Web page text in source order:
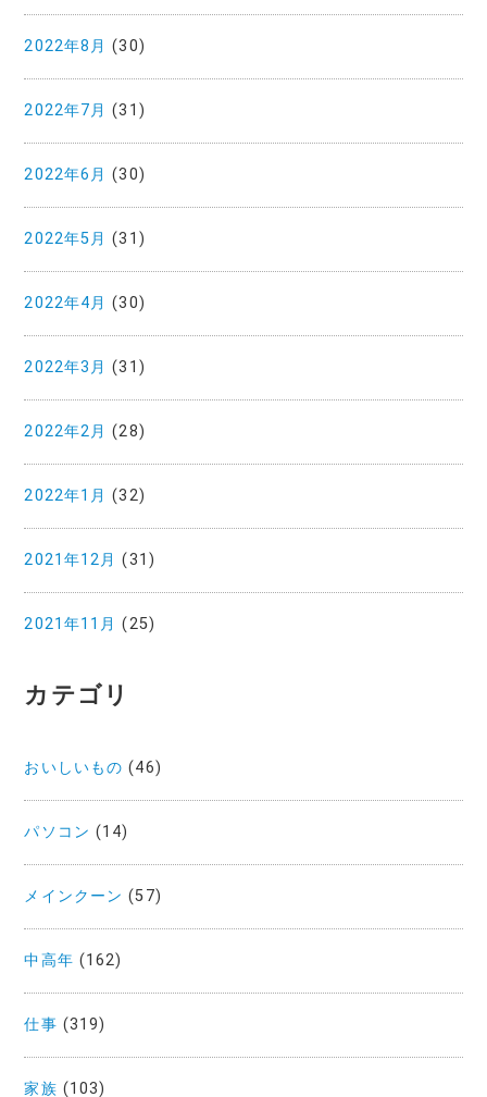
2022年8月 (30)
2022年7月 (31)
2022年6月 (30)
2022年5月 (31)
2022年4月 (30)
2022年3月 (31)
2022年2月 (28)
2022年1月 (32)
2021年12月 (31)
2021年11月 (25)
カテゴリ
おいしいもの (46)
パソコン (14)
メインクーン (57)
中高年 (162)
仕事 (319)
家族 (103)